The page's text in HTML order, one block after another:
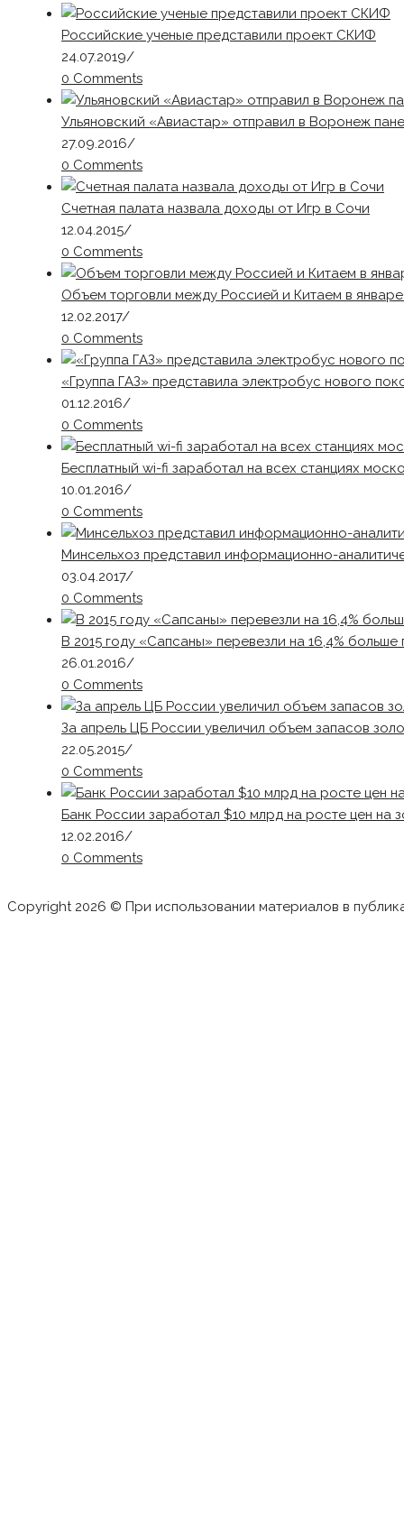
Российские ученые представили проект СКИФ
24.07.2019/
0 Comments
Ульяновский «Авиастар» отправил в Воронеж
27.09.2016/
0 Comments
Счетная палата назвала доходы от Игр в Сочи
12.04.2015/
0 Comments
Объем торговли между Россией и Китаем в
12.02.2017/
0 Comments
«Группа ГАЗ» представила электробус нового
01.12.2016/
0 Comments
Бесплатный wi-fi заработал на всех станциях
10.01.2016/
0 Comments
Минсельхоз представил информационно-
03.04.2017/
0 Comments
В 2015 году «Сапсаны» перевезли на 16,4%
26.01.2016/
0 Comments
За апрель ЦБ России увеличил объем запасов
22.05.2015/
0 Comments
Банк России заработал $10 млрд на росте цен на
12.02.2016/
0 Comments
Copyright 2026 © При использовании материалов в